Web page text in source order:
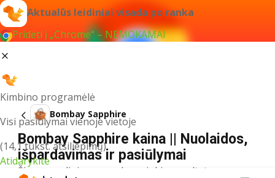
Aktualūs leidiniai visada po ranka
Pridėti į „Chrome“ – NEMOKAMAI
Kimbino programėlė
Visi pasiūlymai vienoje vietoje
(14,1 tūkst. atsiliepimų)
Atidarykite
Bombay Sapphire
Bombay Sapphire kaina || Nuolaidos,
išpardavimas ir pasiūlymai
Šiuo pavadinimu neradome jokių rezultatų